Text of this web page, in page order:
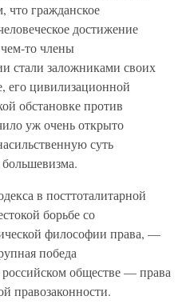
что гражданское
достижение
то члены
стали заложниками своих
его цивилизационной
обстановке против
уж очень открыто
суть
в посттоталитарной
борьбе со
философии права, —
победа
российском обществе — права
правозаконности.